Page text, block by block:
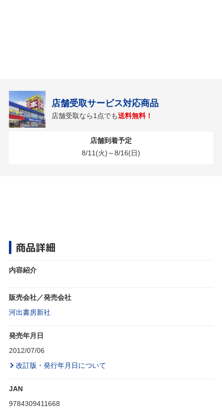
店舗受取サービス対応商品
店舗受取なら1点でも送料無料！
店舗到着予定
8/11(火)～8/16(日)
商品詳細
内容紹介
販売会社／発売会社
河出書房新社
発売年月日
2012/07/06
改訂版・発行年月日について
JAN
9784309411668